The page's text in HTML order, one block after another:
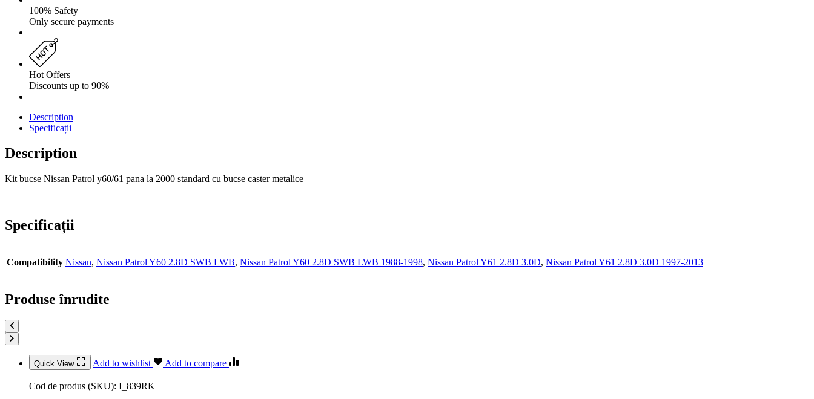
100% Safety
Only secure payments
Hot Offers
Discounts up to 90%
Description
Specificații
Description
Kit bucse Nissan Patrol y60/61 pana la 2000 standard cu bucse caster metalice
Specificații
Compatibility Nissan, Nissan Patrol Y60 2.8D SWB LWB, Nissan Patrol Y60 2.8D SWB LWB 1988-1998, Nissan Patrol Y61 2.8D 3.0D, Nissan Patrol Y61 2.8D 3.0D 1997-2013
Produse înrudite
Quick View Add to wishlist Add to compare
Cod de produs (SKU): I_839RK